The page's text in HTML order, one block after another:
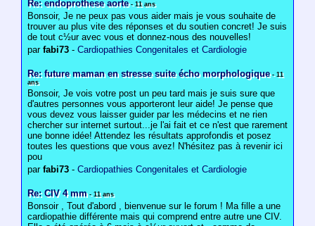
Re: endoprothese aorte- 11 ans
Bonsoir, Je ne peux pas vous aider mais je vous souhaite de
trouver au plus vite des réponses et du soutien concret! Je suis
de tout c½ur avec vous et donnez-nous des nouvelles!
par fabi73- Cardiopathies Congenitales et Cardiologie
Re: future maman en stresse suite écho morphologique- 11
ans
Bonsoir, Je vois votre post un peu tard mais je suis sure que
d'autres personnes vous apporteront leur aide! Je pense que
vous devez vous laisser guider par les médecins et ne rien
chercher sur internet surtout...je l'ai fait et ce n'est que rarement
une bonne idée! Attendez les résultats approfondis et posez
toutes les questions que vous avez! N'hésitez pas à revenir ici
pou
par fabi73- Cardiopathies Congenitales et Cardiologie
Re: CIV 4 mm- 11 ans
Bonsoir , Tout d'abord , bienvenue sur le forum ! Ma fille a une
cardiopathie différente mais qui comprend entre autre une CIV.